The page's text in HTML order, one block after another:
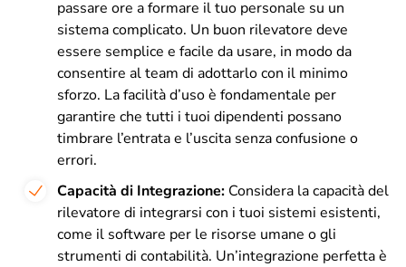
passare ore a formare il tuo personale su un
sistema complicato. Un buon rilevatore deve
essere semplice e facile da usare, in modo da
consentire al team di adottarlo con il minimo
sforzo. La facilità d’uso è fondamentale per
garantire che tutti i tuoi dipendenti possano
timbrare l’entrata e l’uscita senza confusione o
errori.
Capacità di Integrazione: Considera la capacità del
rilevatore di integrarsi con i tuoi sistemi esistenti,
come il software per le risorse umane o gli
strumenti di contabilità. Un’integrazione perfetta è